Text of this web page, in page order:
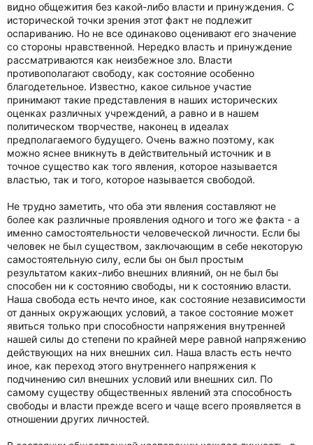
видно общежития без какой-либо власти и принуждения. С
исторической точки зрения этот факт не подлежит
оспариванию. Но не все одинаково оценивают его значение
со стороны нравственной. Нередко власть и принуждение
рассматриваются как неизбежное зло. Власти
противополагают свободу, как состояние особенно
благодетельное. Известно, какое сильное участие
принимают такие представления в наших исторических
оценках различных учреждений, а равно и в нашем
политическом творчестве, наконец в идеалах
предполагаемого будущего. Очень важно поэтому, как
можно яснее вникнуть в действительный источник и в
точное существо как того явления, которое называется
властью, так и того, которое называется свободой.
Не трудно заметить, что оба эти явления составляют не
более как различные проявления одного и того же факта - а
именно самостоятельности человеческой личности. Если бы
человек не был существом, заключающим в себе некоторую
самостоятельную силу, если бы он был простым
результатом каких-либо внешних влияний, он не был бы
способен ни к состоянию свободы, ни к состоянию власти.
Наша свобода есть нечто иное, как состояние независимости
от данных окружающих условий, а такое состояние может
явиться только при способности напряжения внутренней
нашей силы до степени по крайней мере равной напряжению
действующих на них внешних сил. Наша власть есть нечто
иное, как переход этого внутреннего напряжения к
подчинению сил внешних условий или внешних сил. По
самому существу общественных явлений эта способность
свободы и власти прежде всего и чаще всего проявляется в
отношении других личностей.